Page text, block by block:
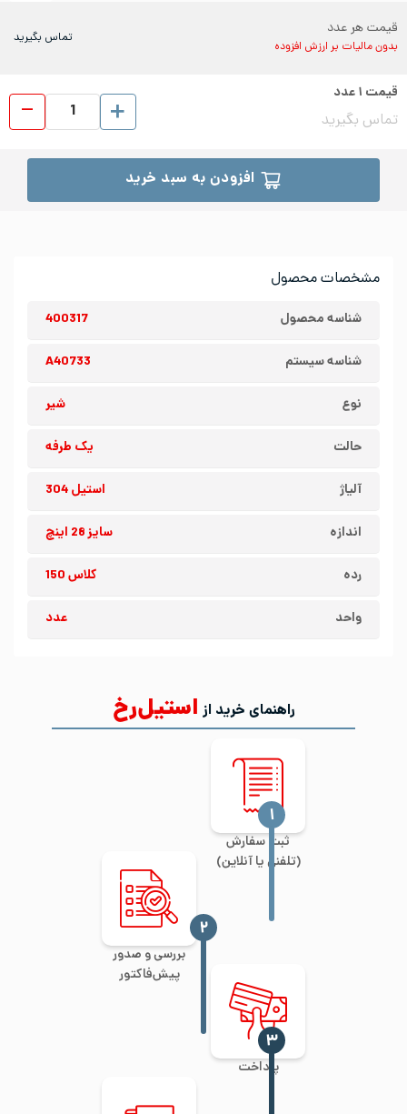
مشخصات محصول
شناسه محصول 400317
شناسه سیستم A40733
نوع شیر
حالت یک طرفه
آلیاژ استیل 304
اندازه سایز 28 اینچ
رده کلاس 150
واحد عدد
راهنمای خرید از استیل‌رخ
ثبت سفارش
(تلفنی یا آنلاین)
‍۱
بررسی و صدور
پیش‌فاکتور
‍۲
پرداخت
‍۳
قیمت هر عدد
بدون مالیات بر ارزش افزوده
تماس بگیرید
قیمت ۱عدد
تماس بگیرید
افزودن به سبد خرید